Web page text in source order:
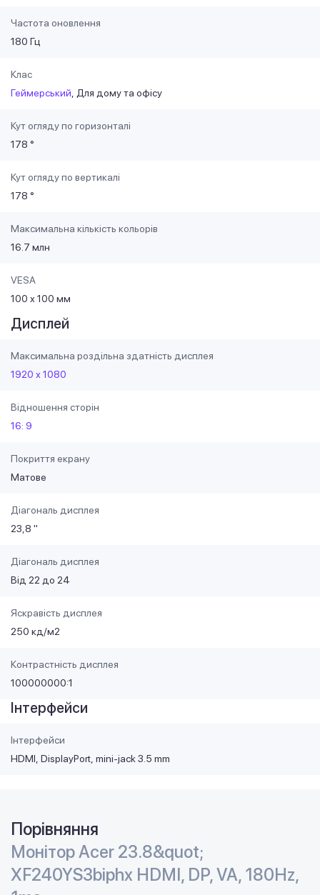
Частота оновлення
180 Гц
Клас
Геймерський
Для дому та офісу
Кут огляду по горизонталі
178 °
Кут огляду по вертикалі
178 °
Максимальна кількість кольорів
16.7 млн
VESA
100 х 100 мм
Дисплей
Максимальна роздільна здатність дисплея
1920 х 1080
Відношення сторін
16: 9
Покриття екрану
Матове
Діагональ дисплея
23,8 "
Діагональ дисплея
Від 22 до 24
Яскравість дисплея
250 кд/м2
Контрастність дисплея
100000000:1
Інтерфейси
Інтерфейси
HDMI DisplayPort mini-jack 3.5 mm
Порівняння
Монітор Acer 23.8&quot;
XF240YS3biphx HDMI, DP, VA, 180Hz,